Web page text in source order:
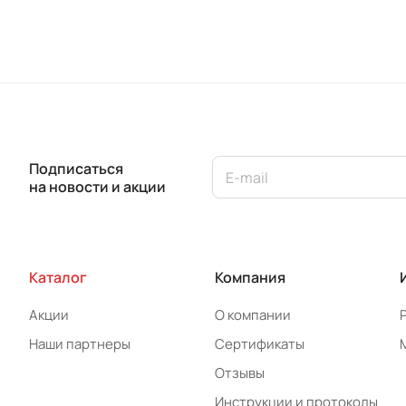
Подписаться
на новости и акции
Каталог
Акции
Наши партнеры
Компания
О компании
Сертификаты
Отзывы
Инструкции и протоколы